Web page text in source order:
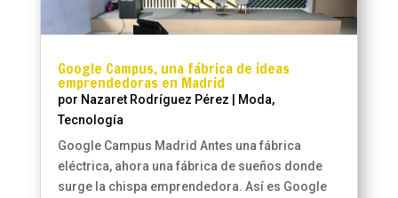
Google Campus, una fábrica de ideas
emprendedoras en Madrid
por Nazaret Rodríguez Pérez Moda,
Tecnología
Google Campus Madrid Antes una fábrica
eléctrica, ahora una fábrica de sueños donde
surge la chispa emprendedora. Así es Google